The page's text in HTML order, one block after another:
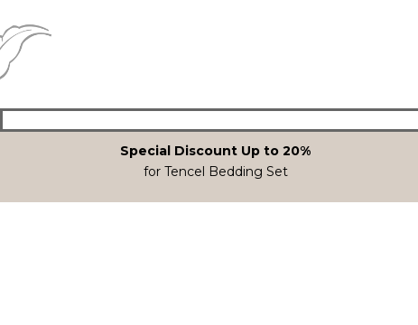
Special Discount Up to 20%
for Tencel Bedding Set